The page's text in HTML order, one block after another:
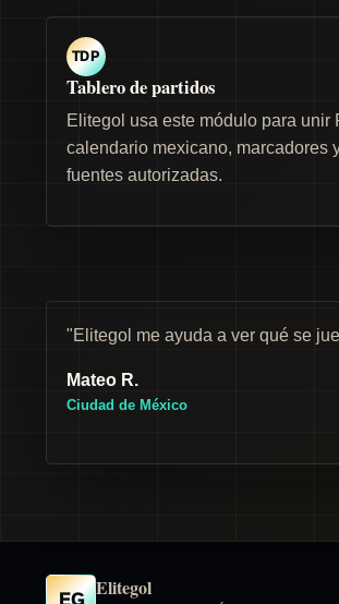
TDP
Tablero de partidos
Elitegol usa este módulo para unir
calendario mexicano, marcadores
fuentes autorizadas.
"Elitegol me ayuda a ver qué se
Mateo R.
Ciudad de México
EG Elitegol